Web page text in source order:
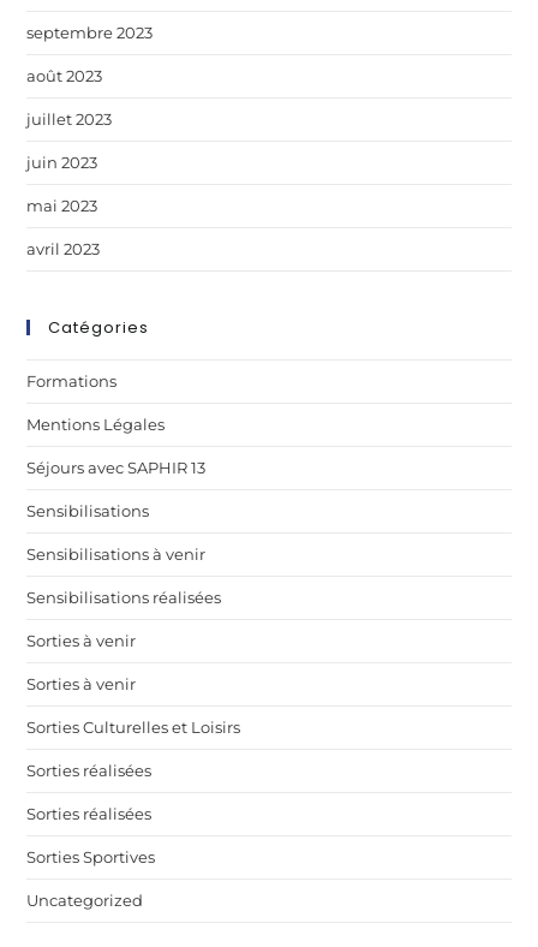
septembre 2023
août 2023
juillet 2023
juin 2023
mai 2023
avril 2023
Catégories
Formations
Mentions Légales
Séjours avec SAPHIR 13
Sensibilisations
Sensibilisations à venir
Sensibilisations réalisées
Sorties à venir
Sorties à venir
Sorties Culturelles et Loisirs
Sorties réalisées
Sorties réalisées
Sorties Sportives
Uncategorized